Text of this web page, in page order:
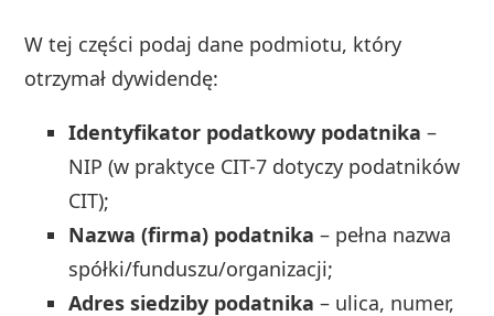
W tej części podaj dane podmiotu, który
otrzymał dywidendę:
Identyfikator podatkowy podatnika –
NIP (w praktyce CIT-7 dotyczy podatników
CIT);
Nazwa (firma) podatnika – pełna nazwa
spółki/funduszu/organizacji;
Adres siedziby podatnika – ulica, numer,